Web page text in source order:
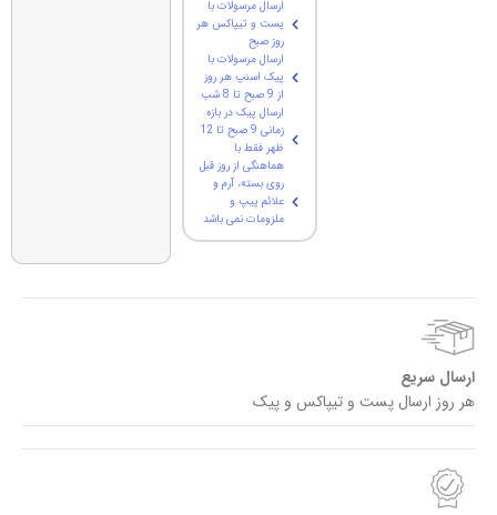
ارسال مرسولات با
پست و تیپاکس هر
روز صبح
ارسال مرسولات با
پیک اسنپ هر روز
از 9 صبح تا 8 شب
ارسال پیک در بازه
زمانی 9 صبح تا 12
ظهر فقط با
هماهنگی از روز قبل
روی بسته، آرم و
علائم پیپ و
ملزومات نمی باشد
ارسال سریع
هر روز ارسال پست و تیپاکس و پیک